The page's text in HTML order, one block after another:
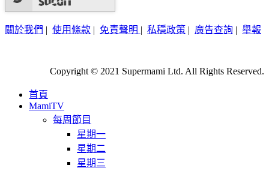
關於我們 | 使用條款 | 免責聲明 | 私穩政策 | 廣告查詢 | 舉報
Copyright © 2021 Supermami Ltd. All Rights Reserved.
首頁
MamiTV
每周節目
星期一
星期二
星期三